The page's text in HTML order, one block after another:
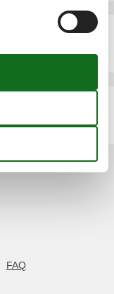
Ferielejlighed - 4 personer - C/Tarragona 17, - 03560 - El Campello
FAQ